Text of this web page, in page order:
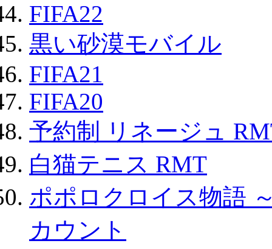
FIFA22
黒い砂漠モバイル
FIFA21
FIFA20
予約制 リネージュ
白猫テニス RMT
ポポロクロイス物語
カウント